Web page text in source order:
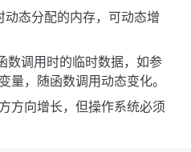
动态分配的内存，可动态增
数调用时的临时数据，如参
量，随函数调用动态变化。
方向增长，但操作系统必须